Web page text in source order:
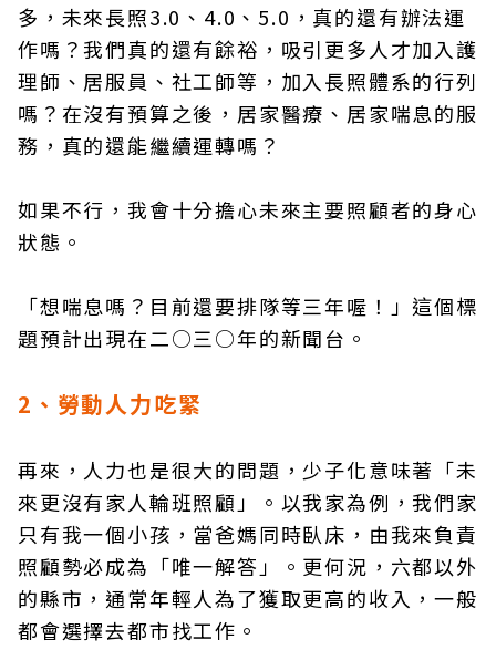
多，未來長照3.0、4.0、5.0，真的還有辦法運
作嗎？我們真的還有餘裕，吸引更多人才加入護
理師、居服員、社工師等，加入長照體系的行列
嗎？在沒有預算之後，居家醫療、居家喘息的服
務，真的還能繼續運轉嗎？
如果不行，我會十分擔心未來主要照顧者的身心
狀態。
「想喘息嗎？目前還要排隊等三年喔！」這個標
題預計出現在二○三○年的新聞台。
2、勞動人力吃緊
再來，人力也是很大的問題，少子化意味著「未
來更沒有家人輪班照顧」。以我家為例，我們家
只有我一個小孩，當爸媽同時臥床，由我來負責
照顧勢必成為「唯一解答」。更何況，六都以外
的縣市，通常年輕人為了獲取更高的收入，一般
都會選擇去都市找工作。